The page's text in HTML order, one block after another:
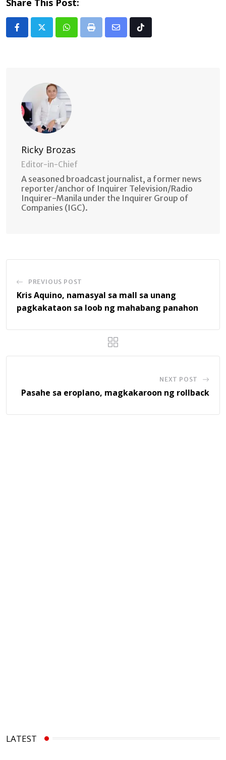
Share This Post:
Whatsapp
Print
Share Tiktok
Ricky Brozas
Editor-in-Chief
A seasoned broadcast journalist, a former news
reporter/anchor of Inquirer Television/Radio
Inquirer-Manila under the Inquirer Group of
Companies (IGC).
PREVIOUS POST
Kris Aquino, namasyal sa mall sa unang
pagkakataon sa loob ng mahabang panahon
NEXT POST
Pasahe sa eroplano, magkakaroon ng rollback
LATEST